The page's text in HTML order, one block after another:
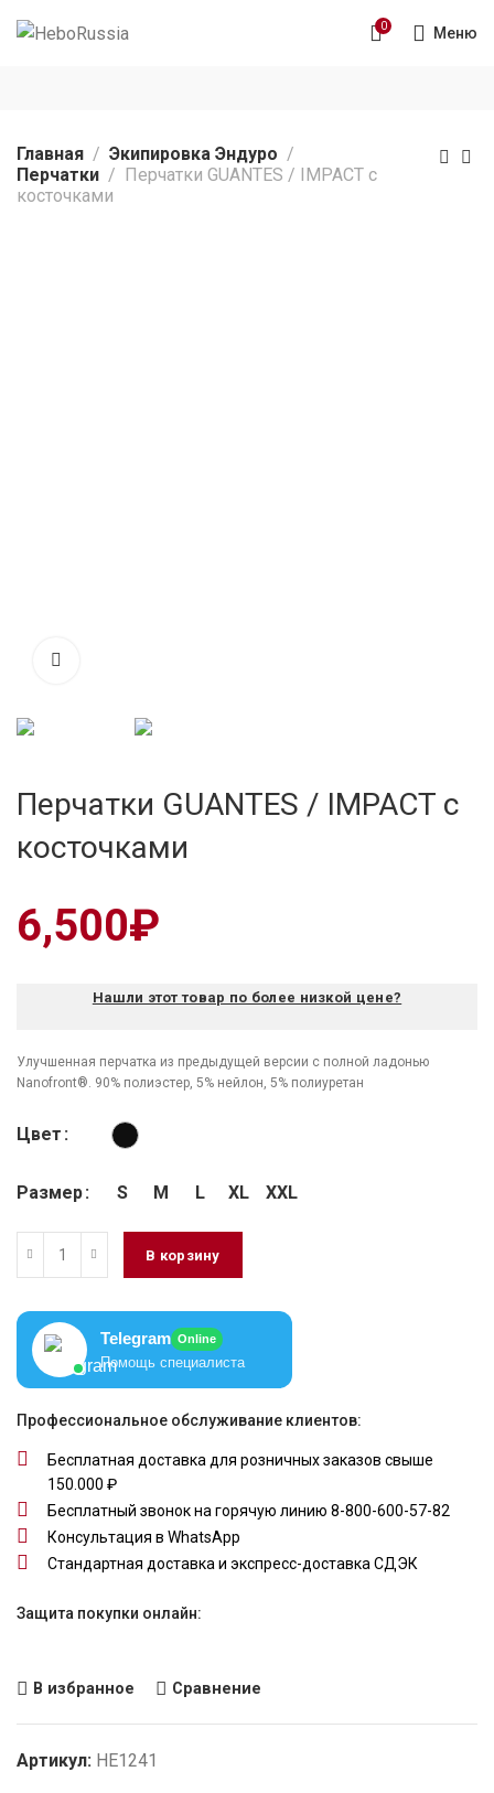
0 Меню
Главная
Экипировка Эндуро
Перчатки
Перчатки GUANTES / IMPACT с
косточками
Перчатки GUANTES / IMPACT с
косточками
6,500₽
Нашли этот товар по более низкой цене?
Улучшенная перчатка из предыдущей версии с полной ладонью
Nanofront®. 90% полиэстер, 5% нейлон, 5% полиуретан
Цвет
Размер S M L XL XXL
В корзину
Telegram Online
Помощь специалиста
Профессиональное обслуживание клиентов:
Бесплатная доставка для розничных заказов свыше
150.000 ₽
Бесплатный звонок на горячую линию 8-800-600-57-82
Консультация в WhatsApp
Стандартная доставка и экспресс-доставка СДЭК
Защита покупки онлайн:
В избранное Сравнение
Артикул: HE1241